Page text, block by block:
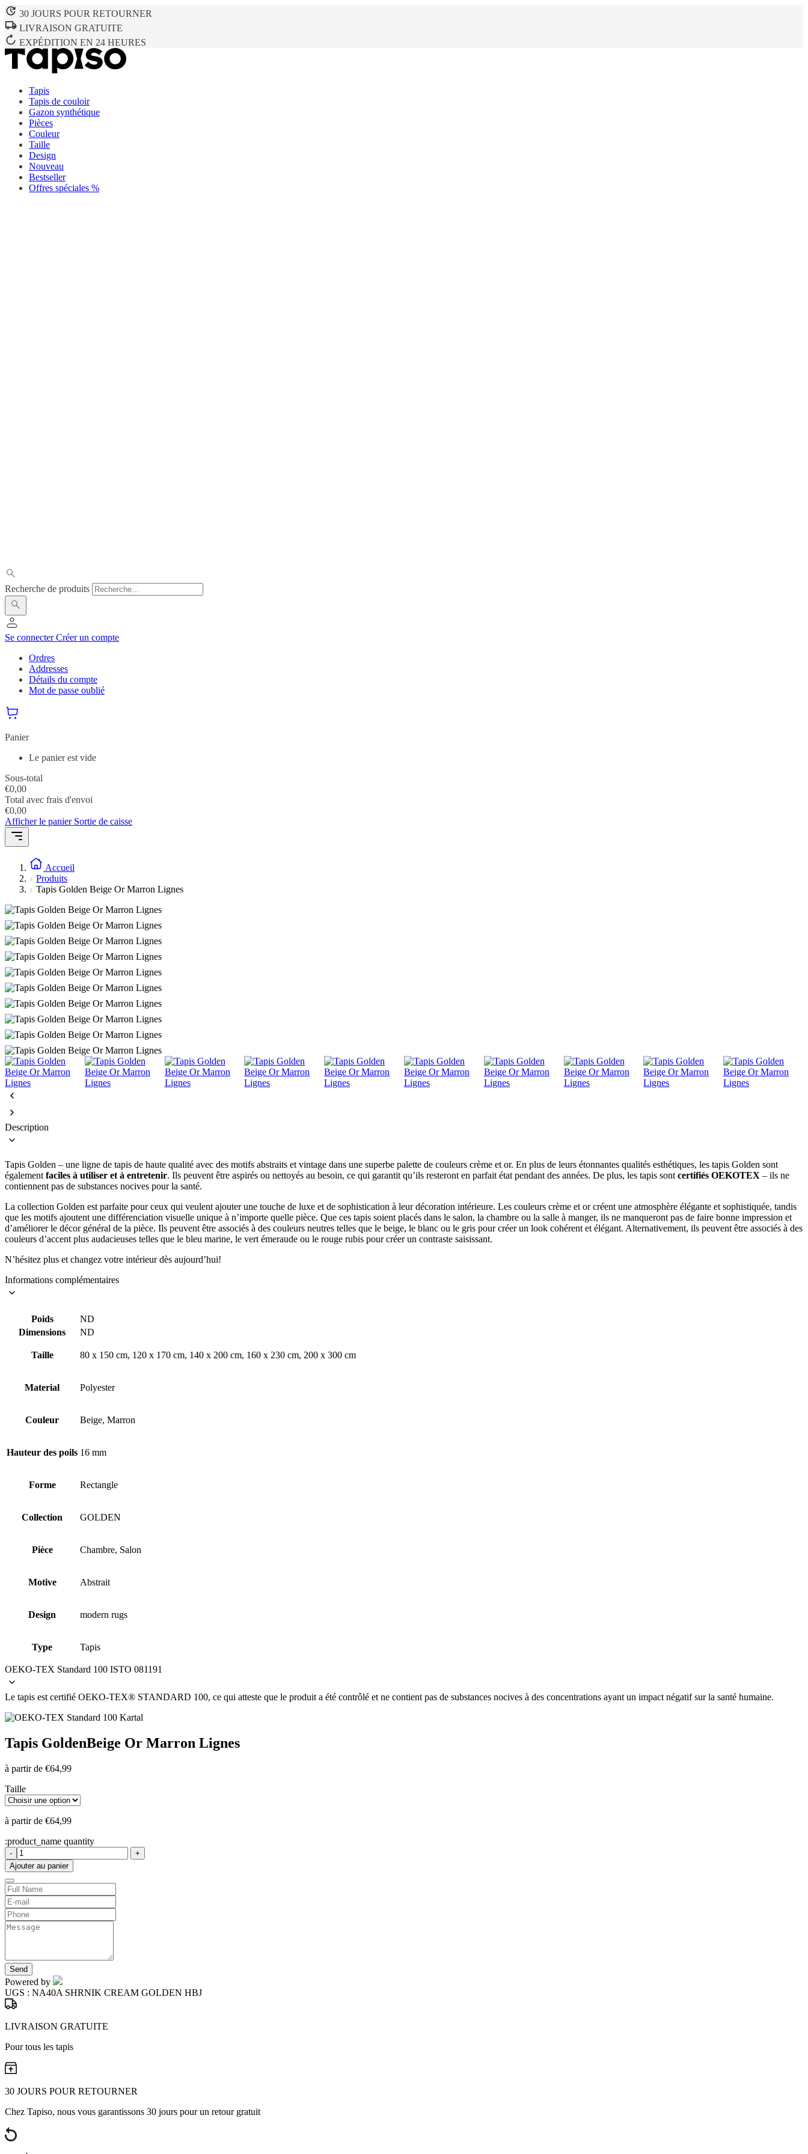
30 JOURS POUR RETOURNER
LIVRAISON GRATUITE
EXPÉDITION EN 24 HEURES
Tapis
Tapis de couloir
Gazon synthétique
Pièces
Couleur
Taille
Design
Nouveau
Bestseller
Offres spéciales %
Recherche de produits
Se connecterCréer un compte
Ordres
Addresses
Détails du compte
Mot de passe oublié
Panier
Le panier est vide
Sous-total
€0,00
Total avec frais d'envoi
€0,00
Afficher le panier Sortie de caisse
Accueil
Produits
Tapis Golden Beige Or Marron Lignes
Description
Tapis Golden – une ligne de tapis de haute qualité avec des motifs abstraits et vintage dans une superbe palette de couleurs crème et or. En plus de leurs étonnantes qualités esthétiques, les tapis Golden sont
également faciles à utiliser et à entretenir. Ils peuvent être aspirés ou nettoyés au besoin, ce qui garantit qu’ils resteront en parfait état pendant des années. De plus, les tapis sont certifiés OEKOTEX – ils ne
contiennent pas de substances nocives pour la santé.
La collection Golden est parfaite pour ceux qui veulent ajouter une touche de luxe et de sophistication à leur décoration intérieure. Les couleurs crème et or créent une atmosphère élégante et sophistiquée, tandis
que les motifs ajoutent une différenciation visuelle unique à n’importe quelle pièce. Que ces tapis soient placés dans le salon, la chambre ou la salle à manger, ils ne manqueront pas de faire bonne impression et
d’améliorer le décor général de la pièce. Ils peuvent être associés à des couleurs neutres telles que le beige, le blanc ou le gris pour créer un look cohérent et élégant. Alternativement, ils peuvent être associés à des
couleurs d’accent plus audacieuses telles que le bleu marine, le vert émeraude ou le rouge rubis pour créer un contraste saisissant.
N’hésitez plus et changez votre intérieur dès aujourd’hui!
Informations complémentaires
Poids
ND
Dimensions
ND
Taille 80 x 150 cm, 120 x 170 cm, 140 x 200 cm, 160 x 230 cm, 200 x 300 cm
Material Polyester
Couleur Beige, Marron
Hauteur des poils 16 mm
Forme Rectangle
Collection GOLDEN
Pièce Chambre, Salon
Motive Abstrait
Design modern rugs
Type Tapis
OEKO-TEX Standard 100 ISTO 081191
Le tapis est certifié OEKO-TEX® STANDARD 100, ce qui atteste que le produit a été contrôlé et ne contient pas de substances nocives à des concentrations ayant un impact négatif sur la santé humaine.
Tapis GoldenBeige Or Marron Lignes
à partir de €64,99
Taille
à partir de €64,99
:product_name quantity
-
+
Ajouter au panier
Send
Powered by
UGS : NA40A SHRNIK CREAM GOLDEN HBJ
LIVRAISON GRATUITE
Pour tous les tapis
30 JOURS POUR RETOURNER
Chez Tapiso, nous vous garantissons 30 jours pour un retour gratuit